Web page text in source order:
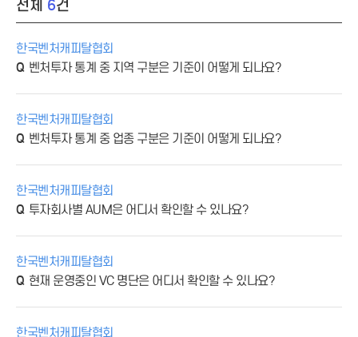
전체 6건
한국벤처캐피탈협회
벤처투자 통계 중 지역 구분은 기준이 어떻게 되나요?
한국벤처캐피탈협회
벤처투자 통계 중 업종 구분은 기준이 어떻게 되나요?
한국벤처캐피탈협회
투자회사별 AUM은 어디서 확인할 수 있나요?
한국벤처캐피탈협회
현재 운영중인 VC 명단은 어디서 확인할 수 있나요?
한국벤처캐피탈협회